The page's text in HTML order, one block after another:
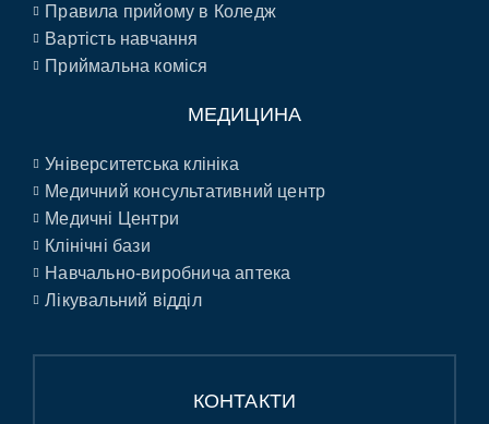
Правила прийому в Коледж
Вартість навчання
Приймальна коміся
МЕДИЦИНА
Університетська клініка
Медичний консультативний центр
Медичні Центри
Клінічні бази
Навчально-виробнича аптека
Лікувальний відділ
КОНТАКТИ